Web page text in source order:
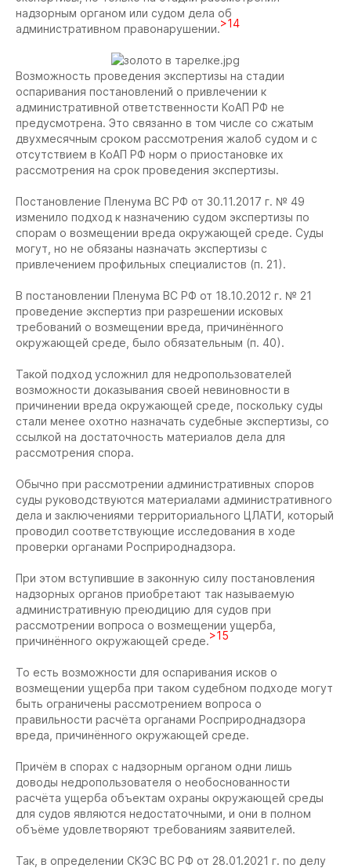
надзорным органом или судом дела об
административном правонарушении.>14
Возможность проведения экспертизы на стадии
оспаривания постановлений о привлечении к
административной ответственности КоАП РФ не
предусмотрена. Это связанно в том числе со сжатым
двухмесячным сроком рассмотрения жалоб судом и с
отсутствием в КоАП РФ норм о приостановке их
рассмотрения на срок проведения экспертизы.
Постановление Пленума ВС РФ от 30.11.2017 г. № 49
изменило подход к назначению судом экспертизы по
спорам о возмещении вреда окружающей среде. Суды
могут, но не обязаны назначать экспертизы с
привлечением профильных специалистов (п. 21).
В постановлении Пленума ВС РФ от 18.10.2012 г. № 21
проведение экспертиз при разрешении исковых
требований о возмещении вреда, причинённого
окружающей среде, было обязательным (п. 40).
Такой подход усложнил для недропользователей
возможности доказывания своей невиновности в
причинении вреда окружающей среде, поскольку суды
стали менее охотно назначать судебные экспертизы, со
ссылкой на достаточность материалов дела для
рассмотрения спора.
Обычно при рассмотрении административных споров
суды руководствуются материалами административного
дела и заключениями территориального ЦЛАТИ, который
проводил соответствующие исследования в ходе
проверки органами Росприроднадзора.
При этом вступившие в законную силу постановления
надзорных органов приобретают так называемую
административную преюдицию для судов при
рассмотрении вопроса о возмещении ущерба,
причинённого окружающей среде.>15
То есть возможности для оспаривания исков о
возмещении ущерба при таком судебном подходе могут
быть ограничены рассмотрением вопроса о
правильности расчёта органами Росприроднадзора
вреда, причинённого окружающей среде.
Причём в спорах с надзорным органом одни лишь
доводы недропользователя о необоснованности
расчёта ущерба объектам охраны окружающей среды
для судов являются недостаточными, и они в полном
объёме удовлетворяют требованиям заявителей.
Так, в определении СКЭС ВС РФ от 28.01.2021 г. по делу